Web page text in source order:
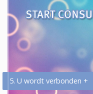
5. U wordt verbonden +